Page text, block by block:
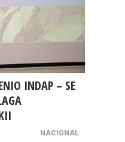
INDAP – SE
NACIONAL